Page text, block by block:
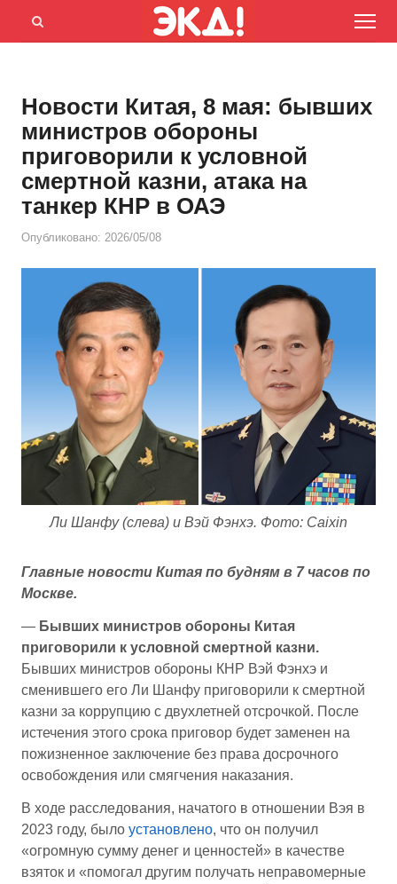
Menu
Открыть
Новости Китая, 8 мая: бывших
министров обороны
приговорили к условной
смертной казни, атака на
танкер КНР в ОАЭ
Опубликовано: 2026/05/08
Ли Шанфу (слева) и Вэй Фэнхэ. Фото: Caixin
Главные новости Китая по будням в 7 часов по
Москве.
— Бывших министров обороны Китая
приговорили к условной смертной казни.
Бывших министров обороны КНР Вэй Фэнхэ и
сменившего его Ли Шанфу приговорили к смертной
казни за коррупцию с двухлетней отсрочкой. После
истечения этого срока приговор будет заменен на
пожизненное заключение без права досрочного
освобождения или смягчения наказания.
В ходе расследования, начатого в отношении Вэя в
2023 году, было установлено, что он получил
«огромную сумму денег и ценностей» в качестве
взяток и «помогал другим получать неправомерные